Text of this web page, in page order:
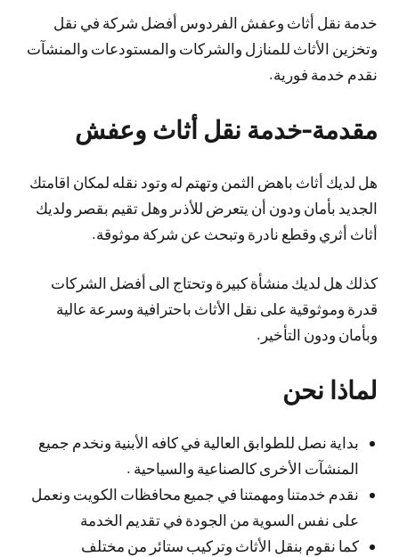
خدمة نقل أثاث وعفش الفردوس أفضل شركة في نقل
وتخزين الأثاث للمنازل والشركات والمستودعات والمنشآت
نقدم خدمة فورية.
مقدمة-خدمة نقل أثاث وعفش
هل لديك أثاث باهض الثمن وتهتم له وتود نقله لمكان اقامتك
الجديد بأمان ودون أن يتعرض للأذىر وهل تقيم بقصر ولديك
أثاث أثري وقطع نادرة وتبحث عن شركة موثوقة.
كذلك هل لديك منشأة كبيرة وتحتاج الى أفضل الشركات
قدرة وموثوقية على نقل الأثاث باحترافية وسرعة عالية
وبأمان ودون التأخير.
لماذا نحن
بداية نصل للطوابق العالية في كافه الأبنية ونخدم جميع
المنشآت الأخرى كالصناعية والسياحية .
نقدم خدمتنا ومهمتنا في جميع محافظات الكويت ونعمل
على نفس السوية من الجودة في تقديم الخدمة
كما نقوم بنقل الأثاث وتركيب ستائر من مختلف